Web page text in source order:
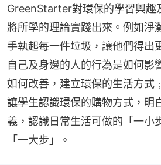
GreenStarter對環保的學習興趣
將所學的理論實踐出來。例如淨
手執起每一件垃圾，讓他們得出
自己及身邊的人的行為是如何影
如何改善，建立環保的生活方式
讓學生認識環保的購物方式，明
義，認識日常生活可做的「一小
「一大步」。